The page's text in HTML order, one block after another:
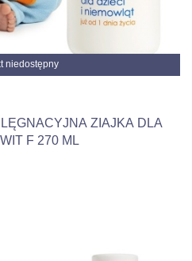
niedostępny
ZIAJKA DLA
F 270 ML